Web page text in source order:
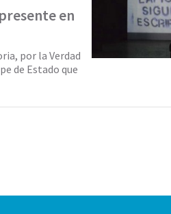
en
por la Verdad
de Estado que